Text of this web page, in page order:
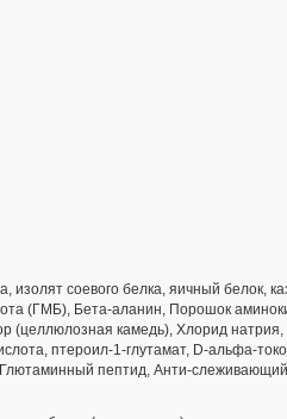
соевого белка, яичный белок,
(ГМБ), Бета-аланин, Порошок
(целлюлозная камедь), Хлорид
птероил-1-глутамат, D-альфа-
пептид, Анти-слеживающий